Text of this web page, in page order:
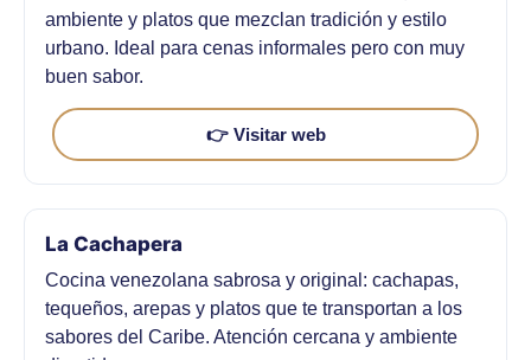
ambiente y platos que mezclan tradición y estilo
urbano. Ideal para cenas informales pero con muy
buen sabor.
👉 Visitar web
La Cachapera
Cocina venezolana sabrosa y original: cachapas,
tequeños, arepas y platos que te transportan a los
sabores del Caribe. Atención cercana y ambiente